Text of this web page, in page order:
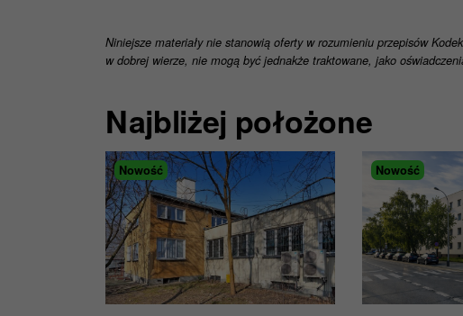
Niniejsze materiały nie stanowią oferty w rozumieniu przepisów
w dobrej wierze, nie mogą być jednakże traktowane, jako
Najbliżej położone
Nowość Nowość